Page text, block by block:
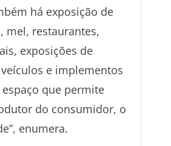
há exposição de
mel, restaurantes,
exposições de
e implementos
que permite
do consumidor, o
enumera.